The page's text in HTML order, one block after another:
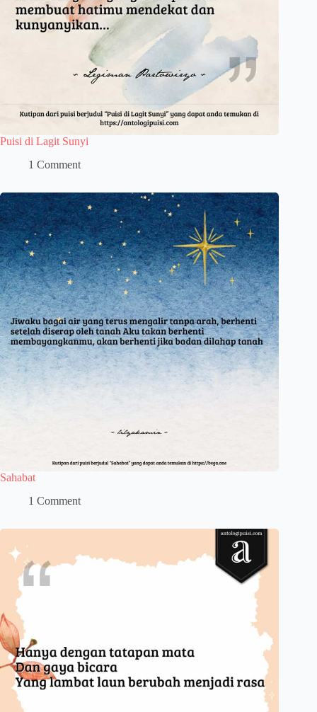
Puisi di Lagit Sunyi
1 Comment
Sahabat
1 Comment